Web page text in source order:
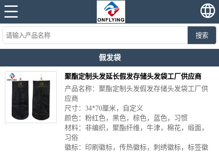
搜索
假发袋
聚酯定制头发延长假发存储头发袋工厂供应商
产品名称：聚酯定制头发假发存储头发袋工厂供
应商
尺寸：34*70厘米，自定义
颜色：粉红色，黑色，棕色，蓝色，习惯
材料：非编织，聚酯纤维，牛津，棉花，缎面，
习俗
徽标：印刷徽标，传热徽标，刺绣徽标，标签徽